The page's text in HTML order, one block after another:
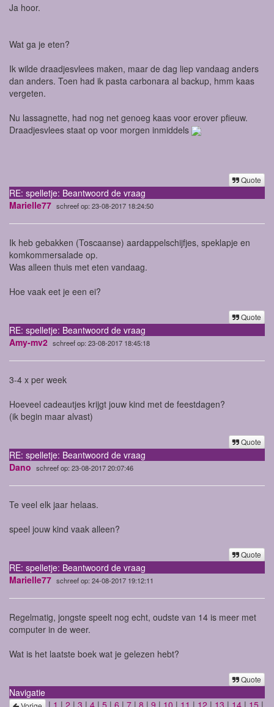
Ja hoor.
Wat ga je eten?
Ik wilde draadjesvlees maken, maar de dag liep vandaag anders
dan anders. Toen had ik pasta carbonara al backup, hmm kaas
vergeten.
Nu lassagnette, had nog net genoeg kaas voor erover pfieuw.
Draadjesvlees staat op voor morgen inmiddels
Quote
RE: spelletje: Beantwoord de vraag
Marielle77 schreef op: 23-08-2017 18:24:50
Ik heb gebakken (Toscaanse) aardappelschijfjes, speklapje en
komkommersalade op.
Was alleen thuis met eten vandaag.
Hoe vaak eet je een ei?
Quote
RE: spelletje: Beantwoord de vraag
Amy-mv2 schreef op: 23-08-2017 18:45:18
3-4 x per week
Hoeveel cadeautjes krijgt jouw kind met de feestdagen?
(ik begin maar alvast)
Quote
RE: spelletje: Beantwoord de vraag
Dano schreef op: 23-08-2017 20:07:46
Te veel elk jaar helaas.
speel jouw kind vaak alleen?
Quote
RE: spelletje: Beantwoord de vraag
Marielle77 schreef op: 24-08-2017 19:12:11
Regelmatig, jongste speelt nog echt, oudste van 14 is meer met
computer in de weer.
Wat is het laatste boek wat je gelezen hebt?
Quote
Navigatie
| 1 | 2 | 3 | 4 | 5 | 6 | 7 | 8 | 9 | 10 | 11 | 12 | 13 | 14 | 15 |